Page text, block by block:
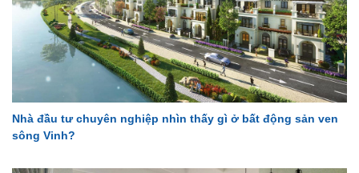
Nhà đầu tư chuyên nghiệp nhìn thấy gì ở bất động sản ven
sông Vinh?